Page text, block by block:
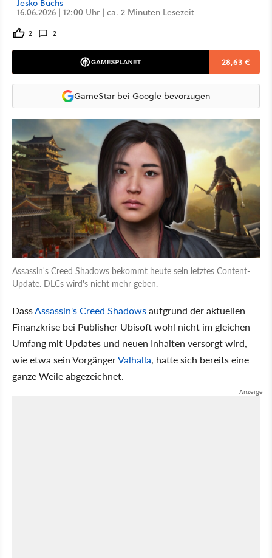
Jesko Buchs
16.06.2026 | 12:00 Uhr | ca. 2 Minuten Lesezeit
2 2
28,63 €
GameStar bei Google bevorzugen
Assassin's Creed Shadows bekommt heute sein letztes Content-
Update. DLCs wird's nicht mehr geben.
DassAssassin's Creed Shadowsaufgrund der aktuellen
Finanzkrise bei Publisher Ubisoft wohl nicht im gleichen
Umfang mit Updates und neuen Inhalten versorgt wird,
wie etwa sein VorgängerValhalla, hatte sich bereits eine
ganze Weile abgezeichnet.